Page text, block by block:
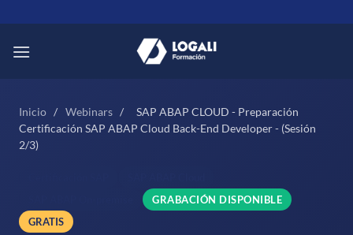
al
contenido
Inicio / Webinars /
SAP ABAP CLOUD - Preparación
Certificación SAP ABAP Cloud Back-End Developer - (Sesión
2/3)
GRABACIÓN DISPONIBLE
GRATIS